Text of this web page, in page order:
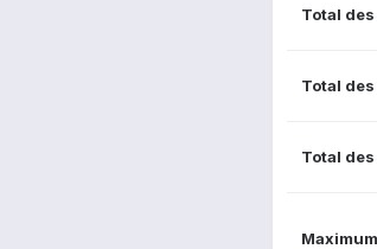
Total
Total
Total